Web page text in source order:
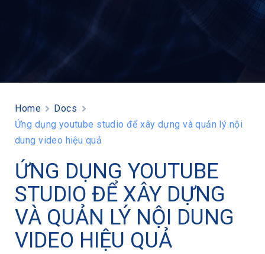
Home
Docs
Ứng dụng youtube studio để xây dựng và quản lý nội
dung video hiệu quả
ỨNG DỤNG YOUTUBE
STUDIO ĐỂ XÂY DỰNG
VÀ QUẢN LÝ NỘI DUNG
VIDEO HIỆU QUẢ